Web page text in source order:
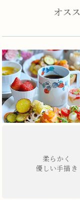
柔らかく
優しい手描き